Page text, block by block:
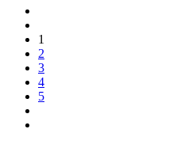
1
2
3
4
5